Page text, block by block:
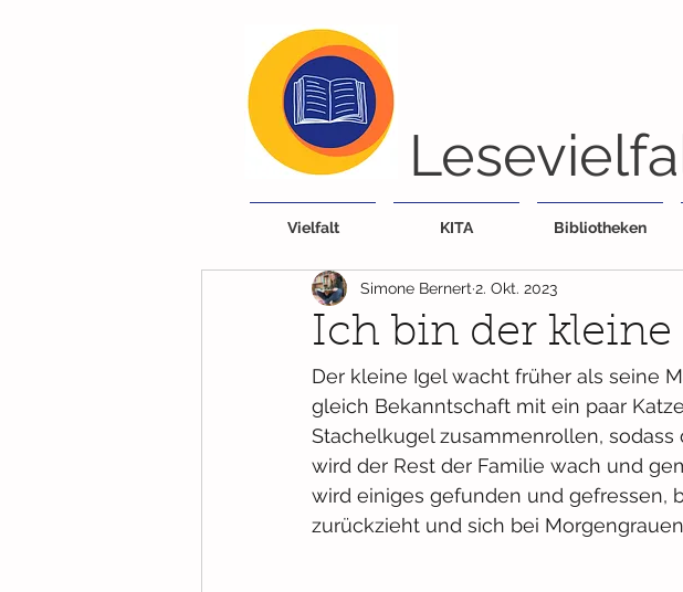
Vielfalt KITA Bibliotheken
Ich bin der kleine
Simone Bernert 2. Okt. 2023
Der kleine Igel wacht früher als seine
gleich Bekanntschaft mit ein paar
Stachelkugel zusammenrollen,
wird der Rest der Familie wach und
wird einiges gefunden und gefressen,
zurückzieht und sich bei